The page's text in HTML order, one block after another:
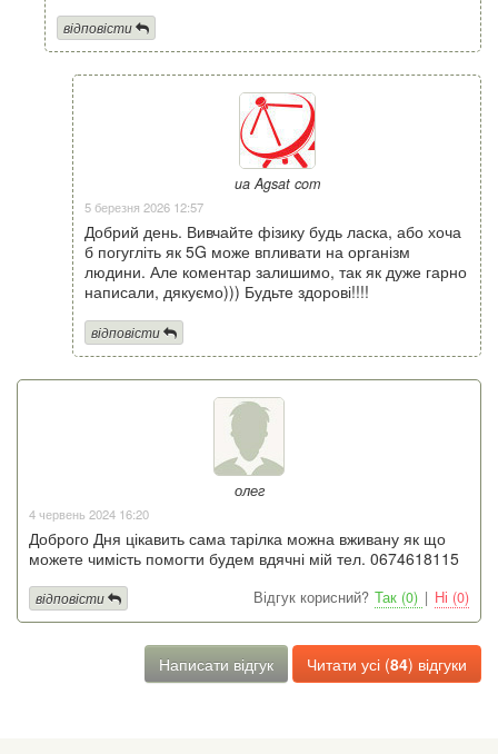
відповісти
ua Agsat com
5 березня 2026 12:57
Добрий день. Вивчайте фізику будь ласка, або хоча
б погугліть як 5G може впливати на організм
людини. Але коментар залишимо, так як дуже гарно
написали, дякуємо))) Будьте здорові!!!!
відповісти
олег
4 червень 2024 16:20
Доброго Дня цікавить сама тарілка можна вживану як що
можете чимість помогти будем вдячні мій тел. 0674618115
Відгук корисний? Так (0) | Ні (0)
відповісти
Написати відгук Читати усі (84) відгуки